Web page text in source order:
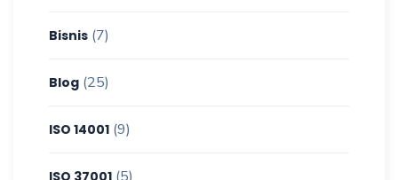
Bisnis (7)
Blog (25)
ISO 14001 (9)
ISO 37001 (5)